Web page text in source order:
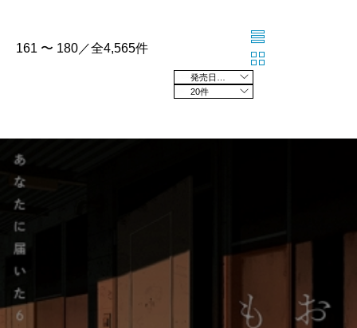
161 〜 180／全4,565件
20件